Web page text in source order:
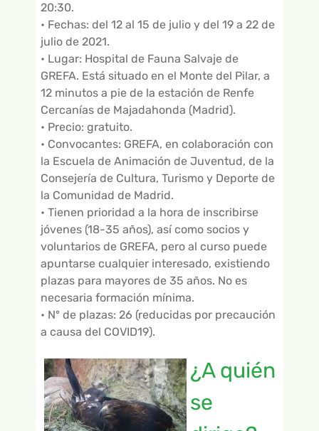
20:30.
• Fechas: del 12 al 15 de julio y del 19 a 22 de
julio de 2021.
• Lugar: Hospital de Fauna Salvaje de
GREFA. Está situado en el Monte del Pilar, a
12 minutos a pie de la estación de Renfe
Cercanías de Majadahonda (Madrid).
• Precio: gratuito.
• Convocantes: GREFA, en colaboración con
la Escuela de Animación de Juventud, de la
Consejería de Cultura, Turismo y Deporte de
la Comunidad de Madrid.
• Tienen prioridad a la hora de inscribirse
jóvenes (18-35 años), así como socios y
voluntarios de GREFA, pero al curso puede
apuntarse cualquier interesado, existiendo
plazas para mayores de 35 años. No es
necesaria formación mínima.
• Nº de plazas: 26 (reducidas por precaución
a causa del COVID19).
¿A quién
se